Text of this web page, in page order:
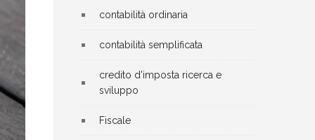
contabilità ordinaria
contabilità semplificata
credito d'imposta ricerca e
sviluppo
Fiscale